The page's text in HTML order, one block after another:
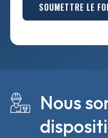
SOUMETTRE LE
Nous